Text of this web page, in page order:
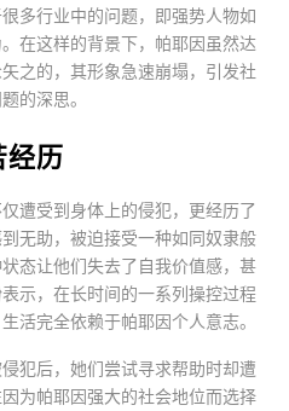
多行业中的问题，即强势人物如
在这样的背景下，帕耶因虽然达
之的，其形象急速崩塌，引发社
的深思。
历
遭受到身体上的侵犯，更经历了
无助，被迫接受一种如同奴隶般
态让他们失去了自我价值感，甚
示，在长时间的一系列操控过程
活完全依赖于帕耶因个人意志。
犯后，她们尝试寻求帮助时却遭
为帕耶因强大的社会地位而选择